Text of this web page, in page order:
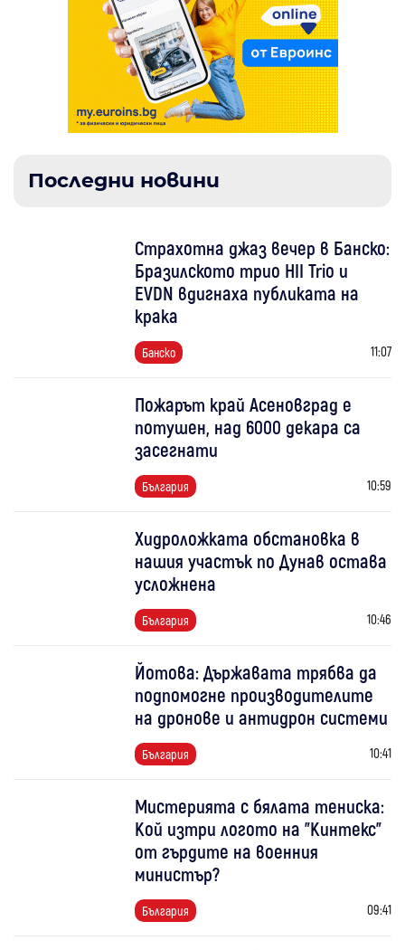
Последни новини
Страхотна джаз вечер в Банско:
Бразилското трио HII Trio и
EVDN вдигнаха публиката на
крака
Банско 11:07
Пожарът край Асеновград е
потушен, над 6000 декара са
засегнати
България 10:59
Хидроложката обстановка в
нашия участък по Дунав остава
усложнена
България 10:46
Йотова: Държавата трябва да
подпомогне производителите
на дронове и антидрон системи
България 10:41
Мистерията с бялата тениска:
Кой изтри логото на "Кинтекс"
от гърдите на военния
министър?
България 09:41